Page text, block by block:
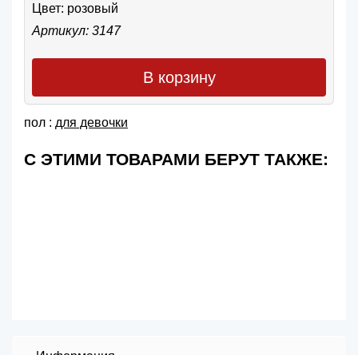
Цвет: розовый
Артикул: 3147
В корзину
пол : для девочки
С ЭТИМИ ТОВАРАМИ БЕРУТ ТАКЖЕ: